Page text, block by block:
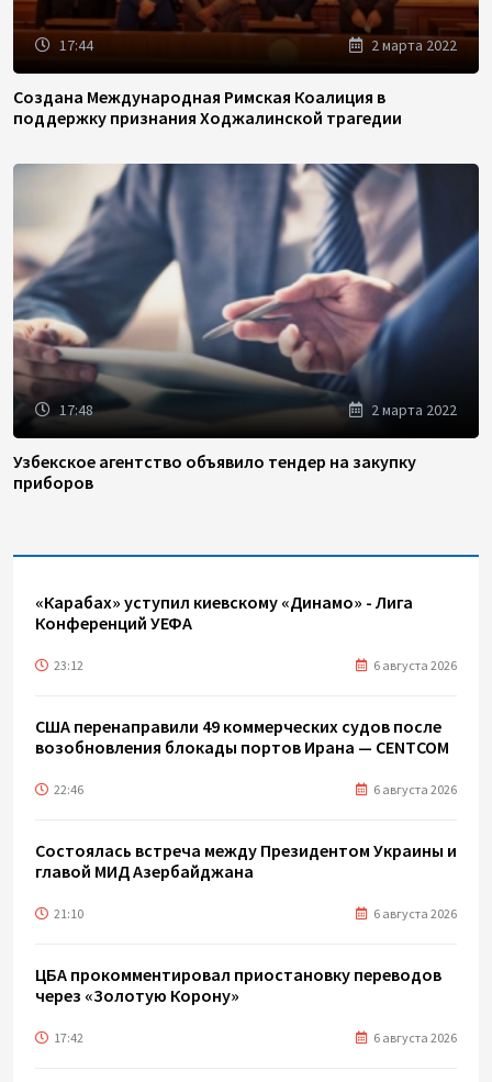
17:44 2 марта 2022
Создана Международная Римская Коалиция в
поддержку признания Ходжалинской трагедии
17:48 2 марта 2022
Узбекское агентство объявило тендер на закупку
приборов
«Карабах» уступил киевскому «Динамо» - Лига
Конференций УЕФА
23:12 6 августа 2026
США перенаправили 49 коммерческих судов после
возобновления блокады портов Ирана — CENTCOM
22:46 6 августа 2026
Состоялась встреча между Президентом Украины и
главой МИД Азербайджана
21:10 6 августа 2026
ЦБА прокомментировал приостановку переводов
через «Золотую Корону»
17:42 6 августа 2026